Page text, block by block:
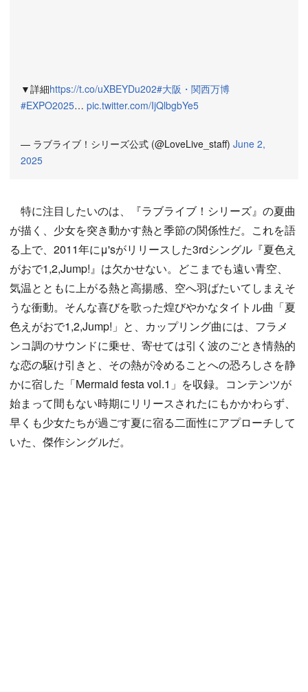
▼詳細https://t.co/uXBEYDu202#大阪・関西万博
#EXPO2025… pic.twitter.com/IjQlbgbYe5
— ラブライブ！シリーズ公式 (@LoveLive_staff) June 2,
2025
特に注目したいのは、『ラブライブ！シリーズ』の夏曲
が描く、少女を突き動かす熱と季節の関係性だ。これを語
る上で、2011年にμ'sがリリースした3rdシングル『夏色え
がおで1,2,Jump!』は欠かせない。どこまでも遠い青空、
気温とともに上がる熱と高揚感、空へ羽ばたいてしまえそ
うな衝動。そんな喜びを歌った煌びやかなタイトル曲「夏
色えがおで1,2,Jump!」と、カップリング曲には、フラメ
ンコ調のサウンドに乗せ、寄せては引く波のごとき情熱的
な恋の駆け引きと、その熱が冷めることへの恐ろしさを静
かに宿した「Mermaid festa vol.1」を収録。コンテンツが
始まって間もない時期にリリースされたにもかかわらず、
早くも少女たちが過ごす夏に宿る二面性にアプローチして
いた、傑作シングルだ。